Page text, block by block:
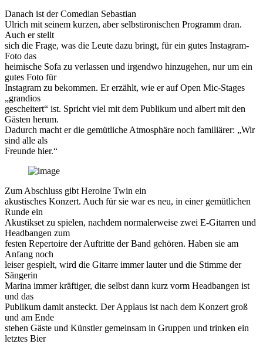
Danach ist der Comedian Sebastian
Ulrich mit seinem kurzen, aber selbstironischen Programm dran.
Auch er stellt
sich die Frage, was die Leute dazu bringt, für ein gutes Instagram-
Foto das
heimische Sofa zu verlassen und irgendwo hinzugehen, nur um ein
gutes Foto für
Instagram zu bekommen. Er erzählt, wie er auf Open Mic-Stages
„grandios
gescheitert“ ist. Spricht viel mit dem Publikum und albert mit den
Gästen herum.
Dadurch macht er die gemütliche Atmosphäre noch familiärer: „Wir
sind alle als
Freunde hier.“
Zum Abschluss gibt Heroine Twin ein
akustisches Konzert. Auch für sie war es neu, in einer gemütlichen
Runde ein
Akustikset zu spielen, nachdem normalerweise zwei E-Gitarren und
Headbangen zum
festen Repertoire der Auftritte der Band gehören. Haben sie am
Anfang noch
leiser gespielt, wird die Gitarre immer lauter und die Stimme der
Sängerin
Marina immer kräftiger, die selbst dann kurz vorm Headbangen ist
und das
Publikum damit ansteckt. Der Applaus ist nach dem Konzert groß
und am Ende
stehen Gäste und Künstler gemeinsam in Gruppen und trinken ein
letztes Bier